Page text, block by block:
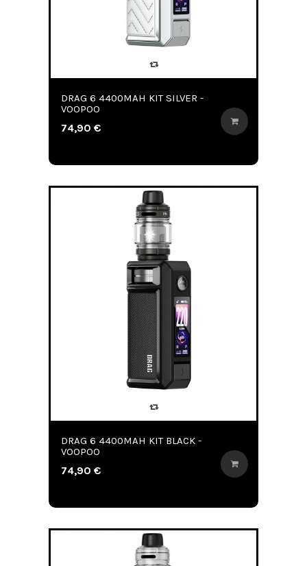
DRAG 6 4400MAH KIT SILVER -
VOOPOO
74,90 €
DRAG 6 4400MAH KIT BLACK -
VOOPOO
74,90 €